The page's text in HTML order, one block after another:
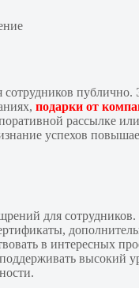
сотрудников
подарки от
рассылке
успехов
для
в интересных
высокий